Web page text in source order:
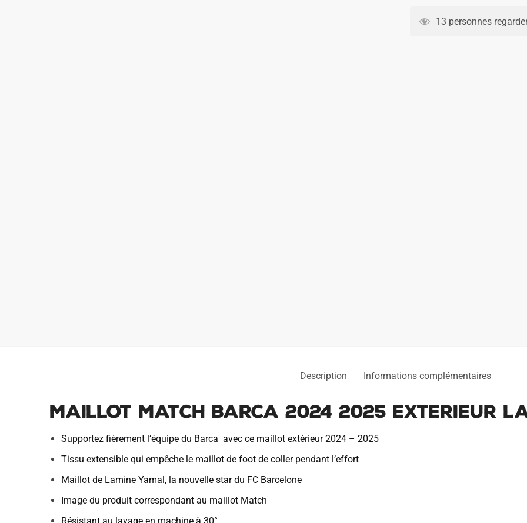
Match 13 personnes
Description Informations complémentaires
Maillot Match Barca 2024 2025 Exterieur
Supportez fièrement l’équipe du Barca avec ce maillot extérieur 2024 – 2025
Tissu extensible qui empêche le maillot de foot de coller pendant l’effort
Maillot de Lamine Yamal, la nouvelle star du FC Barcelone
Image du produit correspondant au maillot Match